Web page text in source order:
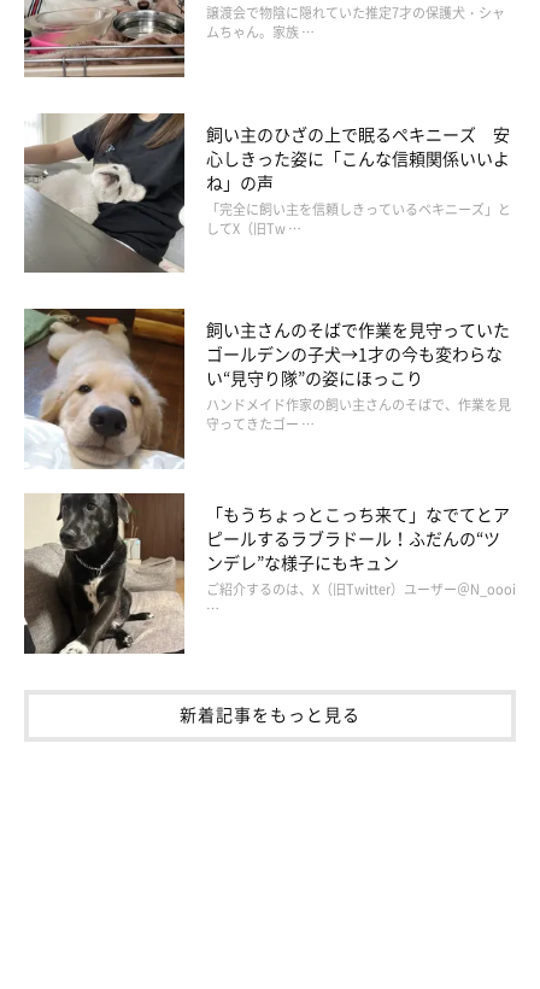
譲渡会で物陰に隠れていた推定7才の保護犬・シャ
ムちゃん。家族 …
飼い主のひざの上で眠るペキニーズ 安
心しきった姿に「こんな信頼関係いいよ
ね」の声
「完全に飼い主を信頼しきっているペキニーズ」と
してX（旧Tw …
飼い主さんのそばで作業を見守っていた
ゴールデンの子犬→1才の今も変わらな
い“見守り隊”の姿にほっこり
ハンドメイド作家の飼い主さんのそばで、作業を見
守ってきたゴー …
「もうちょっとこっち来て」なでてとア
ピールするラブラドール！ふだんの“ツ
ンデレ”な様子にもキュン
ご紹介するのは、X（旧Twitter）ユーザー＠N_oooi
…
新着記事をもっと見る